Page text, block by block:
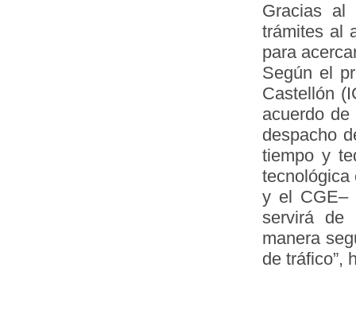
Gracias al
trámites al
para
Según el
Castellón
acuerdo
despacho
tiempo y
tecnológica
y el CGE–
servirá de
manera
de tráfico”,